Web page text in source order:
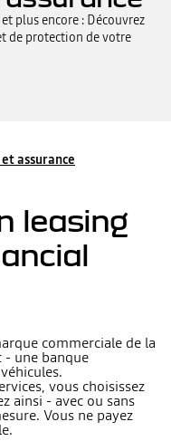
plus encore : Découvrez
de protection de votre
assurance
leasing
commerciale de la
une banque
vous choisissez
ainsi - avec ou sans
Vous ne payez